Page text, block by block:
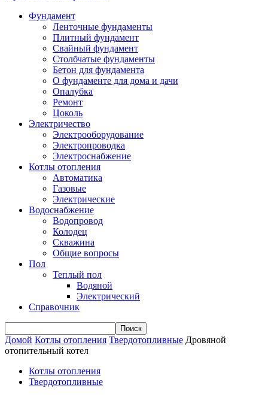
Фундамент
Ленточные фундаменты
Плитный фундамент
Свайный фундамент
Столбчатые фундаменты
Бетон для фундамента
О фундаменте для дома и дачи
Опалубка
Ремонт
Цоколь
Электричество
Электрооборудование
Электропроводка
Электроснабжение
Котлы отопления
Автоматика
Газовые
Электрические
Водоснабжение
Водопровод
Колодец
Скважина
Общие вопросы
Пол
Теплый пол
Водяной
Электрический
Справочник
Домой Котлы отопления Твердотопливные Дровяной
отопительный котел
Котлы отопления
Твердотопливные